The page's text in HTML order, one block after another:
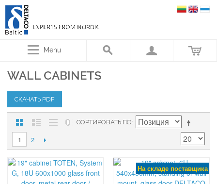
Menu
WALL CABINETS
СКАЧАТЬ PDF
СОРТИРОВАТЬ ПО
1 2
На складе поставщика